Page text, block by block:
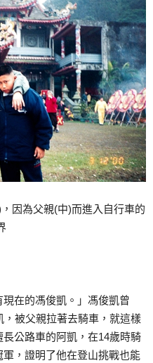
因為父親(中)而進入自行車的
現在的馮俊凱。」馮俊凱曾
被父親拉著去騎車，就這樣
公路車的阿凱，在14歲時騎
，證明了他在登山挑戰也能